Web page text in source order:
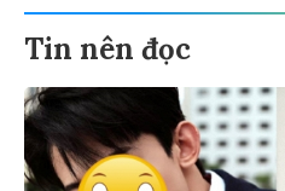
Tin nên đọc